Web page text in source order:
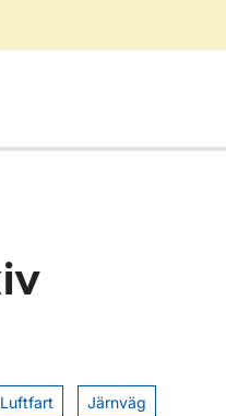
Luftfart Järnväg